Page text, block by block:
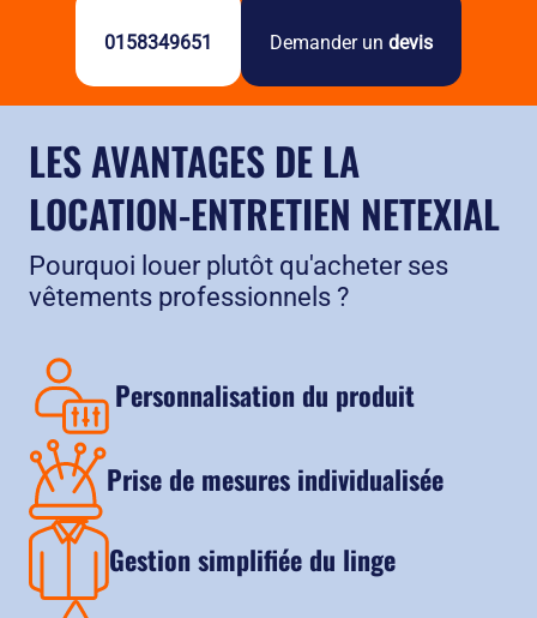
0158349651 Demander un devis
LES AVANTAGES DE LA
LOCATION-ENTRETIEN NETEXIAL
Pourquoi louer plutôt qu'acheter ses
vêtements professionnels ?
Personnalisation du produit
Prise de mesures individualisée
Gestion simplifiée du linge